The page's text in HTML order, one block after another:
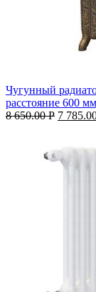
Чугунный
расстояние 600
8 650.00Р 7